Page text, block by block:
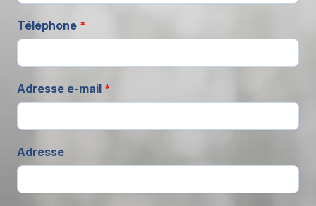
Téléphone *
Adresse e-mail *
Adresse